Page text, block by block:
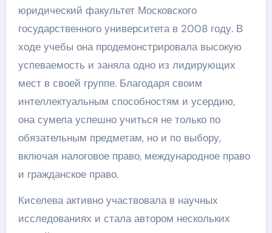
юридический факультет Московского
государственного университета в 2008 году. В
ходе учебы она продемонстрировала высокую
успеваемость и заняла одно из лидирующих
мест в своей группе. Благодаря своим
интеллектуальным способностям и усердию,
она сумела успешно учиться не только по
обязательным предметам, но и по выбору,
включая налоговое право, международное право
и гражданское право.
Киселева активно участвовала в научных
исследованиях и стала автором нескольких